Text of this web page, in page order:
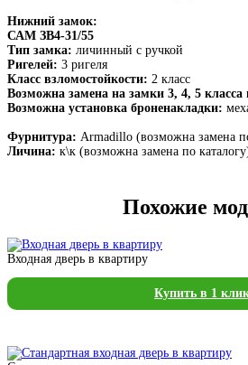
Нижний замок:
САМ ЗВ4-31/55
Тип замка: личинный с ручкой
Ригелей: 3 ригеля
Класс взломостойкости: 2 класс
Возможна замена на замки 3, 4, 5 класса
Возможна установка броненакладки:
Фурнитура: Armadillo (возможна замена
Личина: к\к (возможна замена по
Похожие
Входная дверь в квартиру
Купить в 1